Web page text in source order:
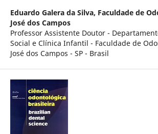
Eduardo Galera da Silva, Faculdade de
José dos Campos
Professor Assistente Doutor -
Social e Clínica Infantil - Faculdade de
José dos Campos - SP - Brasil